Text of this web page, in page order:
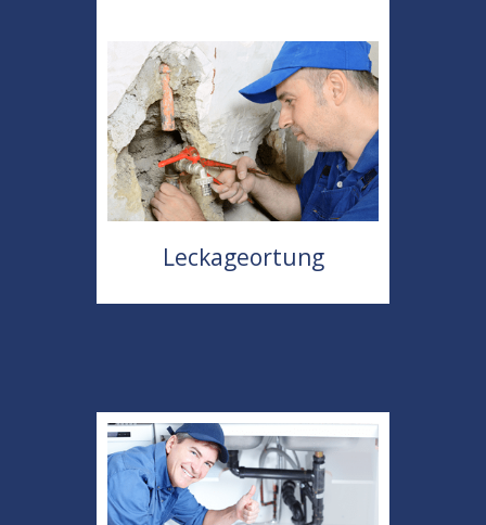
Leckageortung